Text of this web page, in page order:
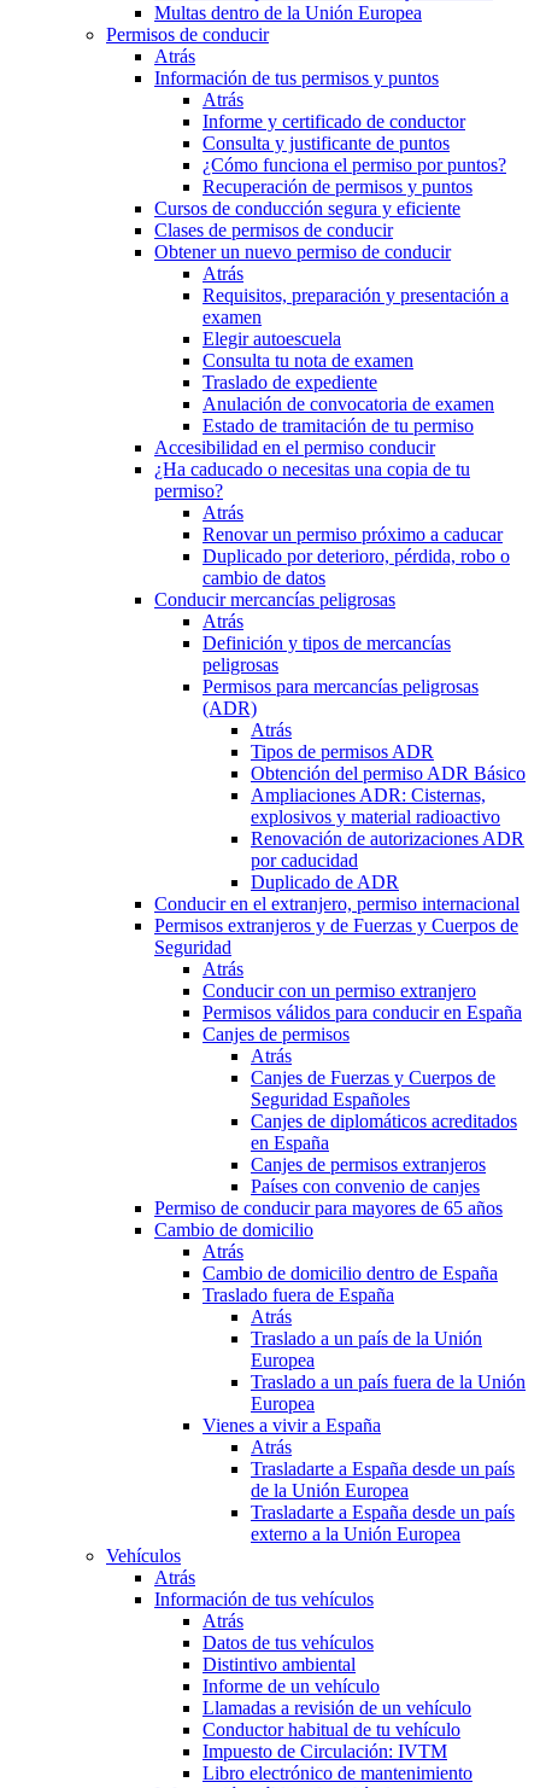
Multas dentro de la Unión Europea
Permisos de conducir
Atrás
Información de tus permisos y puntos
Atrás
Informe y certificado de conductor
Consulta y justificante de puntos
¿Cómo funciona el permiso por puntos?
Recuperación de permisos y puntos
Cursos de conducción segura y eficiente
Clases de permisos de conducir
Obtener un nuevo permiso de conducir
Atrás
Requisitos, preparación y presentación a
examen
Elegir autoescuela
Consulta tu nota de examen
Traslado de expediente
Anulación de convocatoria de examen
Estado de tramitación de tu permiso
Accesibilidad en el permiso conducir
¿Ha caducado o necesitas una copia de tu
permiso?
Atrás
Renovar un permiso próximo a caducar
Duplicado por deterioro, pérdida, robo o
cambio de datos
Conducir mercancías peligrosas
Atrás
Definición y tipos de mercancías
peligrosas
Permisos para mercancías peligrosas
(ADR)
Atrás
Tipos de permisos ADR
Obtención del permiso ADR Básico
Ampliaciones ADR: Cisternas,
explosivos y material radioactivo
Renovación de autorizaciones ADR
por caducidad
Duplicado de ADR
Conducir en el extranjero, permiso internacional
Permisos extranjeros y de Fuerzas y Cuerpos de
Seguridad
Atrás
Conducir con un permiso extranjero
Permisos válidos para conducir en España
Canjes de permisos
Atrás
Canjes de Fuerzas y Cuerpos de
Seguridad Españoles
Canjes de diplomáticos acreditados
en España
Canjes de permisos extranjeros
Países con convenio de canjes
Permiso de conducir para mayores de 65 años
Cambio de domicilio
Atrás
Cambio de domicilio dentro de España
Traslado fuera de España
Atrás
Traslado a un país de la Unión
Europea
Traslado a un país fuera de la Unión
Europea
Vienes a vivir a España
Atrás
Trasladarte a España desde un país
de la Unión Europea
Trasladarte a España desde un país
externo a la Unión Europea
Vehículos
Atrás
Información de tus vehículos
Atrás
Datos de tus vehículos
Distintivo ambiental
Informe de un vehículo
Llamadas a revisión de un vehículo
Conductor habitual de tu vehículo
Impuesto de Circulación: IVTM
Libro electrónico de mantenimiento